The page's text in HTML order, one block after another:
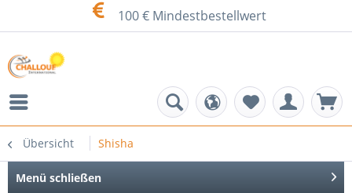
100 € Mindestbestellwert
Übersicht Shisha
Menü schließen